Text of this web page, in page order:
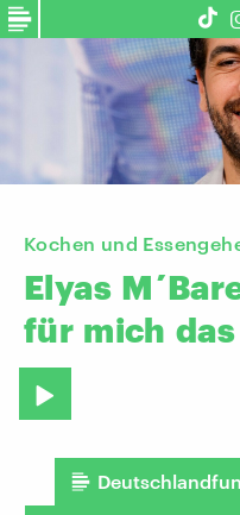
Kochen und
Elyas
für mich das